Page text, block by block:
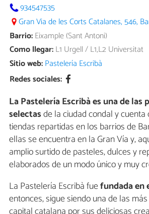
934547535
Gran Via de les Corts Catalanes, 546,
Barrio:Eixample (Sant Antoni)
Como llegar:L1 Urgell / L1,L2 Universitat
Sitio web:Pastelería Escribà
Redes sociales:
La Pastelería Escribà es una de las
selectasde la ciudad condal y
tiendas repartidas en los barrios de
ellas se encuentra en la Gran Vía y,
amplio surtido de pasteles, dulces y
elaborados de un modo único y muy
La Pastelería Escribà fuefundada en
entonces, sigue siendo una de las